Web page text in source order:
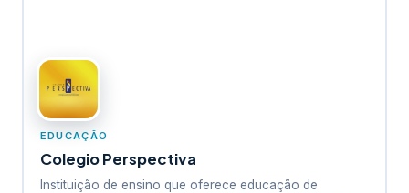
EDUCAÇÃO
Colegio Perspectiva
Instituição de ensino que oferece educação de